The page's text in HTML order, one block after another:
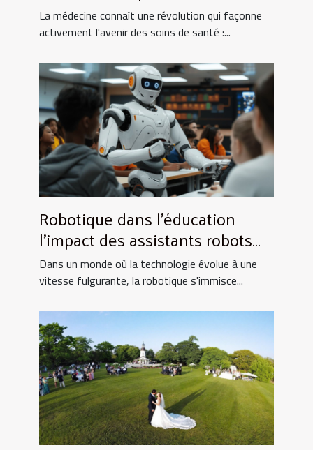
personnalisées transforment
les soins
La médecine connaît une révolution qui façonne
activement l'avenir des soins de santé :...
Robotique dans l'éducation
l'impact des assistants robots
sur l'apprentissage moderne
Dans un monde où la technologie évolue à une
vitesse fulgurante, la robotique s'immisce...